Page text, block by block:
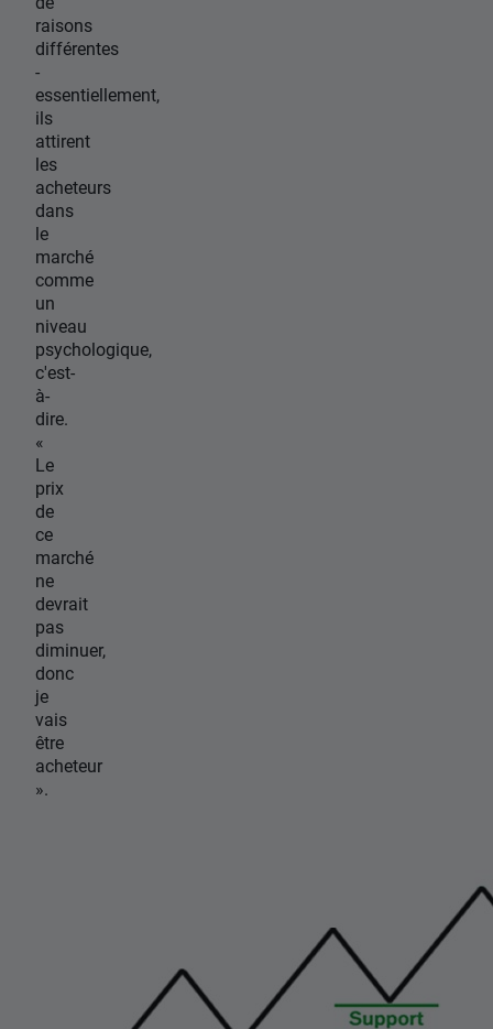
raisons
différentes
-
essentiellement,
ils
attirent
les
acheteurs
dans
le
marché
comme
un
niveau
psychologique,
c'est-
à-
dire.
«
Le
prix
de
ce
marché
ne
devrait
pas
diminuer,
donc
je
vais
être
acheteur
».